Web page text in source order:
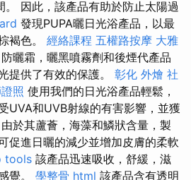
。 因此，該產品有助於防止太陽過
發現PUPA曬日光浴產品，以最
褐色。 經絡課程 五權路按摩 大雅
曬霜，曬黑噴霧劑和後煙代產品
提供了有效的保護。 彰化 外燴 社
照 使用我們的日光浴產品輕鬆，
UVA和UVB射線的有害影響，並獲
於其蘆薈，海藻和鱗狀含量，製
促進日曬的減少並增加皮膚的柔軟
tools 該產品迅速吸收，舒緩，滋
覺。 學整骨 html 該產品含有透明